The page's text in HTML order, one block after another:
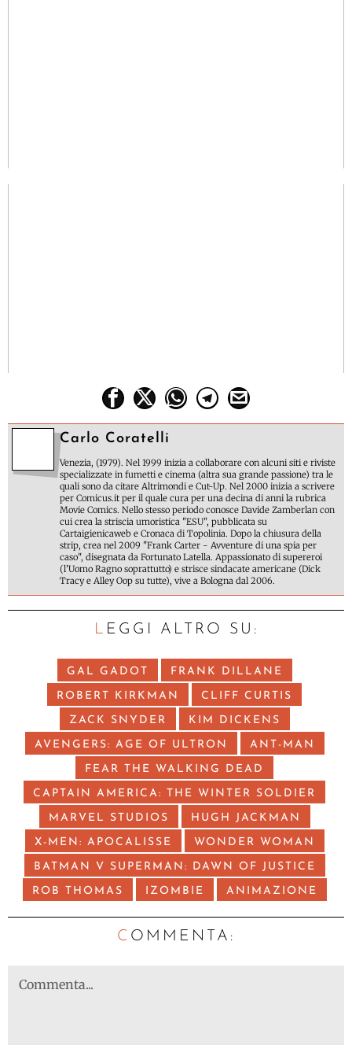
Carlo Coratelli
Venezia, (1979). Nel 1999 inizia a collaborare con alcuni siti e riviste
specializzate in fumetti e cinema (altra sua grande passione) tra le
quali sono da citare Altrimondi e Cut-Up. Nel 2000 inizia a scrivere
per Comicus.it per il quale cura per una decina di anni la rubrica
Movie Comics. Nello stesso periodo conosce Davide Zamberlan con
cui crea la striscia umoristica "ESU", pubblicata su
Cartaigienicaweb e Cronaca di Topolinia. Dopo la chiusura della
strip, crea nel 2009 "Frank Carter - Avventure di una spia per
caso", disegnata da Fortunato Latella. Appassionato di supereroi
(l'Uomo Ragno soprattutto) e strisce sindacate americane (Dick
Tracy e Alley Oop su tutte), vive a Bologna dal 2006.
LEGGI ALTRO SU:
GAL GADOT FRANK DILLANE
ROBERT KIRKMAN CLIFF CURTIS
ZACK SNYDER KIM DICKENS
AVENGERS: AGE OF ULTRON ANT-MAN
FEAR THE WALKING DEAD
CAPTAIN AMERICA: THE WINTER SOLDIER
MARVEL STUDIOS HUGH JACKMAN
X-MEN: APOCALISSE WONDER WOMAN
BATMAN V SUPERMAN: DAWN OF JUSTICE
ROB THOMAS IZOMBIE ANIMAZIONE
C OMMENTA: